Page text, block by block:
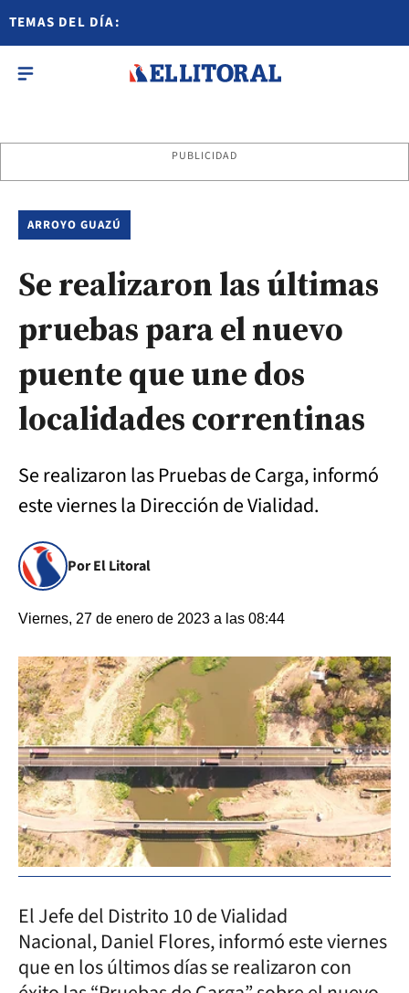
TEMAS DEL DÍA:
PUBLICIDAD
ARROYO GUAZÚ
Se realizaron las últimas
pruebas para el nuevo
puente que une dos
localidades correntinas
Se realizaron las Pruebas de Carga, informó
este viernes la Dirección de Vialidad.
Por El Litoral
Viernes, 27 de enero de 2023 a las 08:44
El Jefe del Distrito 10 de Vialidad
Nacional, Daniel Flores, informó este viernes
que en los últimos días se realizaron con